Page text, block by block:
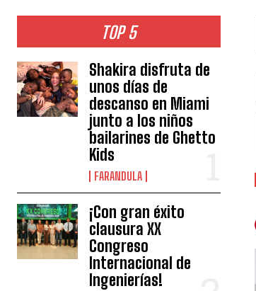
TOP 5
Shakira disfruta de
unos días de
descanso en Miami
junto a los niños
bailarines de Ghetto
Kids
FARANDULA
¡Con gran éxito
clausura XX
Congreso
Internacional de
Ingenierías!